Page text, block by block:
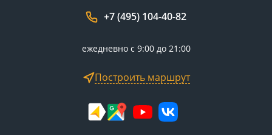
+7 (495) 104-40-82
ежедневно с 9:00 до 21:00
Построить маршрут